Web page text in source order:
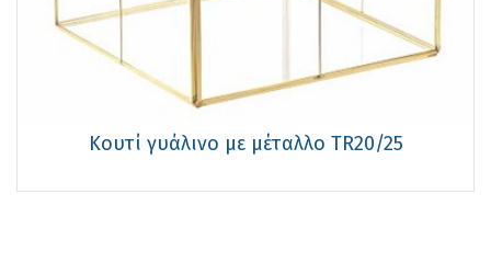
Κουτί γυάλινο με μέταλλο TR20/25